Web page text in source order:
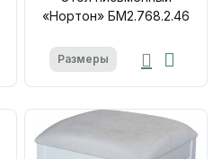
«Нортон» БМ2.768.2.46
Размеры